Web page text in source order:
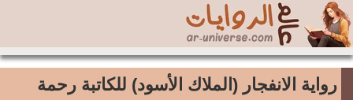
رواية الانفجار (الملاك الأسود) للكاتبة رحمة